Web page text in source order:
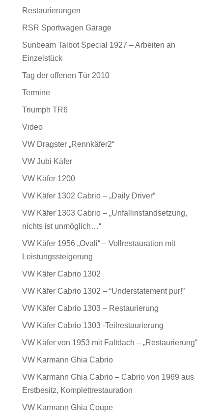
Restaurierungen
RSR Sportwagen Garage
Sunbeam Talbot Special 1927 – Arbeiten an
Einzelstück
Tag der offenen Tür 2010
Termine
Triumph TR6
Video
VW Dragster „Rennkäfer2“
VW Jubi Käfer
VW Käfer 1200
VW Käfer 1302 Cabrio – „Daily Driver“
VW Käfer 1303 Cabrio – „Unfallinstandsetzung,
nichts ist unmöglich…“
VW Käfer 1956 „Ovali“ – Vollrestauration mit
Leistungssteigerung
VW Käfer Cabrio 1302
VW Käfer Cabrio 1302 – “Understatement pur!”
VW Käfer Cabrio 1303 – Restaurierung
VW Käfer Cabrio 1303 -Teilrestaurierung
VW Käfer von 1953 mit Faltdach – „Restaurierung“
VW Karmann Ghia Cabrio
VW Karmann Ghia Cabrio – Cabrio von 1969 aus
Erstbesitz, Komplettrestauration
VW Karmann Ghia Coupe